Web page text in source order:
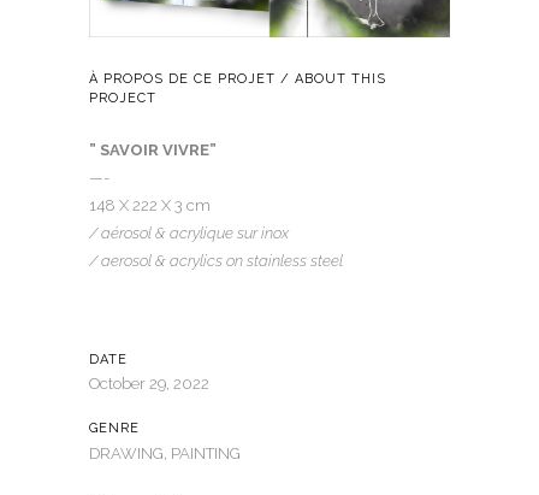
À PROPOS DE CE PROJET / ABOUT THIS
PROJECT
” SAVOIR VIVRE”
—-
148 X 222 X 3 cm
/ aérosol & acrylique sur inox
/ aerosol & acrylics on stainless steel
DATE
October 29, 2022
GENRE
DRAWING, PAINTING